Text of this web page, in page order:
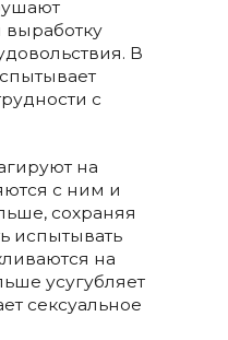
В
с
на
с ним и
сохраняя
испытывать
на
усугубляет
сексуальное